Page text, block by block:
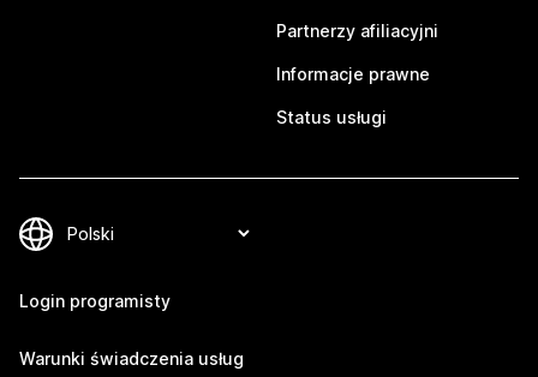
Partnerzy afiliacyjni
Informacje prawne
Status usługi
Login programisty
Warunki świadczenia usług